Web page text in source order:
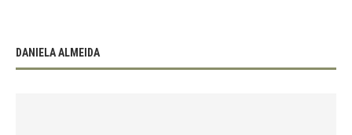
DANIELA ALMEIDA